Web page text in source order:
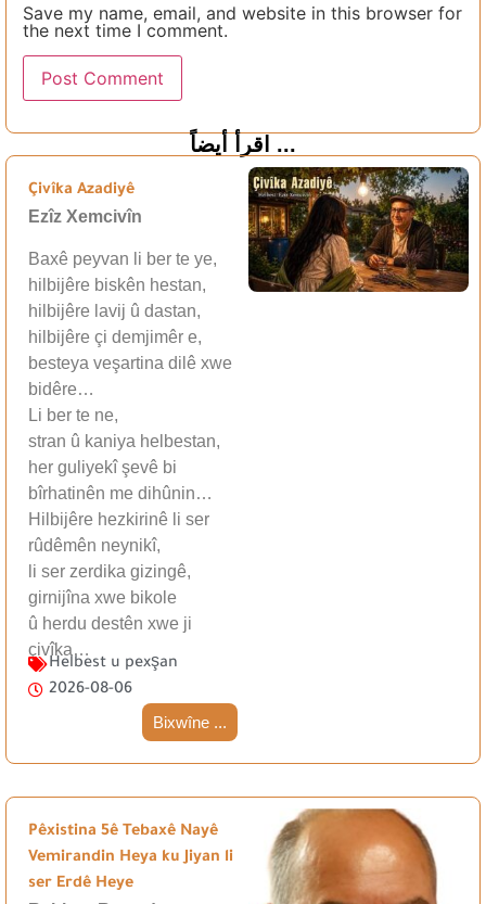
Save my name, email, and website in this browser for
the next time I comment.
اقرأ أيضاً ...
Çivîka Azadiyê
Ezîz Xemcivîn
Baxê peyvan li ber te ye,
hilbijêre biskên hestan,
hilbijêre lavij û dastan,
hilbijêre çi demjimêr e,
besteya veşartina dilê xwe
bidêre…
Li ber te ne,
stran û kaniya helbestan,
her guliyekî şevê bi
bîrhatinên me dihûnin…
Hilbijêre hezkirinê li ser
rûdêmên neynikî,
li ser zerdika gizingê,
girnijîna xwe bikole
û herdu destên xwe ji
çivîka…
Helbest u pexşan
2026-08-06
Bixwîne ...
Pêxistina 5ê Tebaxê Nayê
Vemirandin Heya ku Jiyan li
ser Erdê Heye